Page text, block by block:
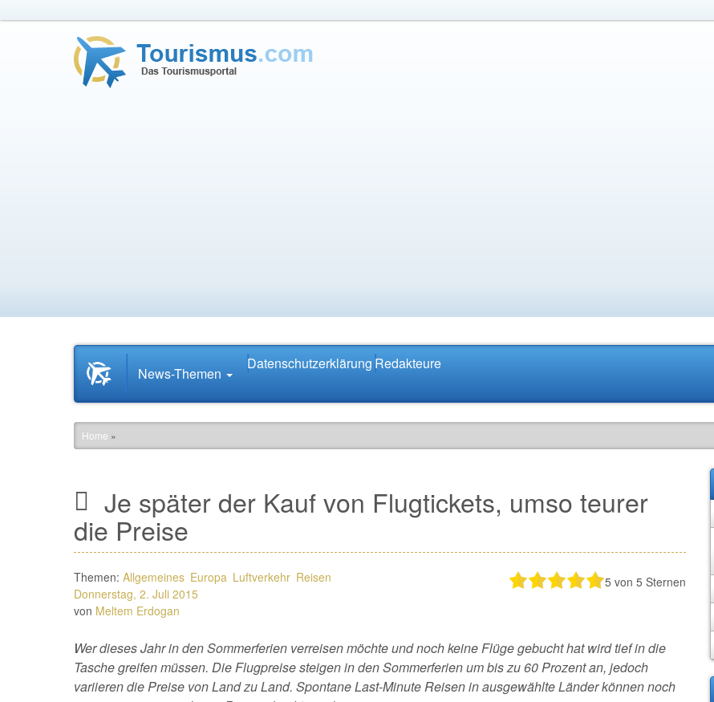
Startseite
News.Tourismus.com
News-Themen
Datenschutzerklärung Redakteure
Home »
Je später der Kauf von Flugtickets, umso teurer
die Preise
Themen: Allgemeines Europa Luftverkehr Reisen
Donnerstag, 2. Juli 2015
von Meltem Erdogan
5 von 5 Sternen
Wer dieses Jahr in den Sommerferien verreisen möchte und noch keine Flüge gebucht hat wird tief in die
Tasche greifen müssen. Die Flugpreise steigen in den Sommerferien um bis zu 60 Prozent an, jedoch
variieren die Preise von Land zu Land. Spontane Last-Minute Reisen in ausgewählte Länder können noch